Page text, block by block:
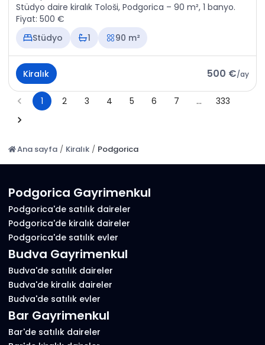
Stüdyo daire kiralık Tološi, Podgorica – 90 m², 1 banyo.
Fiyat: 500 €
Stüdyo
1 90 m²
Kiralık 500 €/ay
1 2 3 4 5 6 7 … 333
Ana sayfa / Kiralık / Podgorica
Podgorica Gayrimenkul
Podgorica'de satılık daireler
Podgorica'de kiralık daireler
Podgorica'de satılık evler
Budva Gayrimenkul
Budva'de satılık daireler
Budva'de kiralık daireler
Budva'de satılık evler
Bar Gayrimenkul
Bar'de satılık daireler